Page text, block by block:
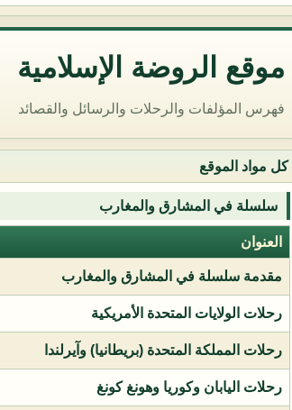
موقع الروضة الإسلامية
فهرس المؤلفات والرحلات والرسائل والقصائد
كل مواد الموقع
سلسلة في المشارق والمغارب
العنوان
مقدمة سلسلة في المشارق والمغارب
رحلات الولايات المتحدة الأمريكية
رحلات المملكة المتحدة (بريطانيا) وآيرلندا
رحلات اليابان وكوريا وهونغ كونغ